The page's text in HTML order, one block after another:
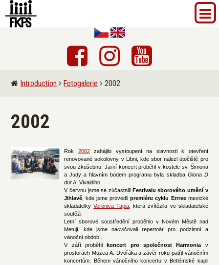
Introduction Fotogalerie 2002
2002
Rok 2002zahájilo vystoupení na slavnosti k otevření
renovované sokolovny v Libni, kde sbor nalezl útočiště pro
svou zkušebnu. Jarní koncert proběhl v kostele sv. Šimona
a Judy a hlavním bodem programu byla skladba Gloria D
durA. Vivaldiho.
V červnu jsme se zúčastniliFestivalu sborového umění v
Jihlavě , kde jsme provedlipremiéru cyklu Errreemexické
skladatelkyVerónica Tapia , která zvítězila ve skladatelské
soutěži.
Letní sborové soustředění proběhlo v Novém Městě nad
Metují, kde jsme nacvičovali repertoár pro podzimní a
vánoční období.
V září proběhlkoncert pro společnost Harmonia v
prostorách Muzea A. Dvořáka a závěr roku patřil vánočním
koncertům. Během vánočního koncertu v Betlémské kapli